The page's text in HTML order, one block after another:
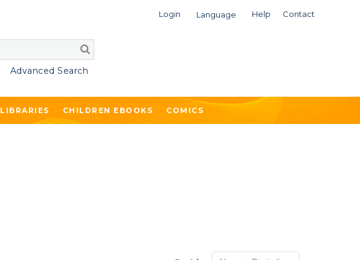
Login Language Help Contact
Advanced Search
LIBRARIES CHILDREN EBOOKS COMICS